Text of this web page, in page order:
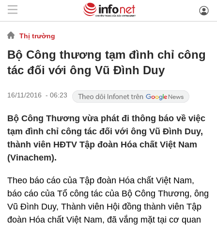
Thị trường
Bộ Công thương tạm đình chỉ công
tác đối với ông Vũ Đình Duy
16/11/2016 - 06:23
Bộ Công Thương vừa phát đi thông báo về việc
tạm đình chỉ công tác đối với ông Vũ Đình Duy,
thành viên HĐTV Tập đoàn Hóa chất Việt Nam
(Vinachem).
Theo báo cáo của Tập đoàn Hóa chất Việt Nam,
báo cáo của Tổ công tác của Bộ Công Thương, ông
Vũ Đình Duy, Thành viên Hội đồng thành viên Tập
đoàn Hóa chất Việt Nam, đã vắng mặt tại cơ quan